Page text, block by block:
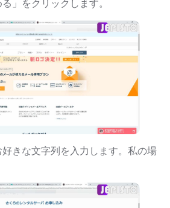
」をクリックします。
好きな文字列を入力します。私の場